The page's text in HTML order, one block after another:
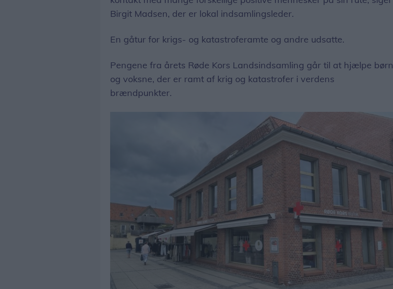
Birgit Madsen, der er lokal indsamlingsleder.
En gåtur for krigs- og katastroferamte og andre udsatte.
Pengene fra årets Røde Kors Landsindsamling går til at hjælpe børn
og voksne, der er ramt af krig og katastrofer i verdens
brændpunkter.